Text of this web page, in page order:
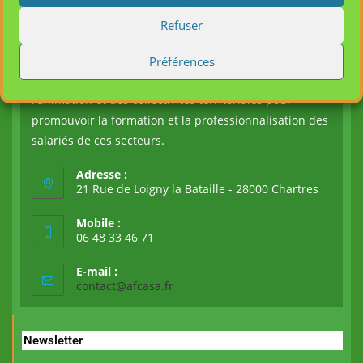
Refuser
Préférences
d'employeurs et de professionnels des secteurs social,
sanitaire, médico-social, du monde de l'éducation, de
l'animation et des collectivités territoriales pour
promouvoir la formation et la professionnalisation des
salariés de ces secteurs.
Adresse :
21 Rue de Loigny la Bataille - 28000 Chartres
Mobile :
06 48 33 46 71
E-mail :
contact@afcasa.fr
Newsletter